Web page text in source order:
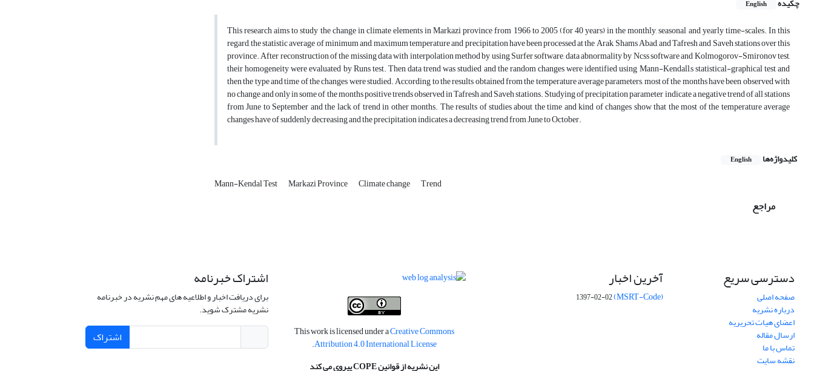
چکیده English
This research aims to study the change in climate elements in Markazi province from 1966 to 2005 (for 40 years) in the monthly, seasonal and yearly time-scales. In this
regard, the statistic average of minimum and, maximum temperature and precipitation have been processed at the Arak, Shams Abad, and Tafresh and Saveh stations over this
province. After reconstruction of the missing data with interpolation method by using Surfer software, data abnormality by Ncss software and Kolmogorov-Smironov test,
their homogeneity were evaluated by Runs test. Then data trend was studied and the random changes were identified using Mann-Kendall,s statistical-graphical test and
then the type and time of the changes were studied. According to the results obtained from the temperature average parameters, most of the months have been observed with
no change and only in some of the months positive trends observed in Tafresh and Saveh stations. Studying of precipitation parameter indicate a negative trend of all stations
from June to September and the lack of trend in other months. The results of studies about the time and kind of changes show that the most of the temperature average
changes have of suddenly decreasing and the precipitation indicates a decreasing trend from June to October.
کلیدواژه‌ها English
Mann-Kendal Test Markazi Province Climate change Trend
مراجع
دسترسی سریع
صفحه اصلی
درباره نشریه
اعضای هیات تحریریه
ارسال مقاله
تماس با ما
نقشه سایت
آخرین اخبار
(MSRT-Code)
1397-02-02
This work is licensed under aCreative Commons
Attribution 4.0 International License
.
این نشریه از قوانین COPE پیروی می کند
اشتراک خبرنامه
برای دریافت اخبار و اطلاعیه های مهم نشریه در خبرنامه
نشریه مشترک شوید.
اشتراک